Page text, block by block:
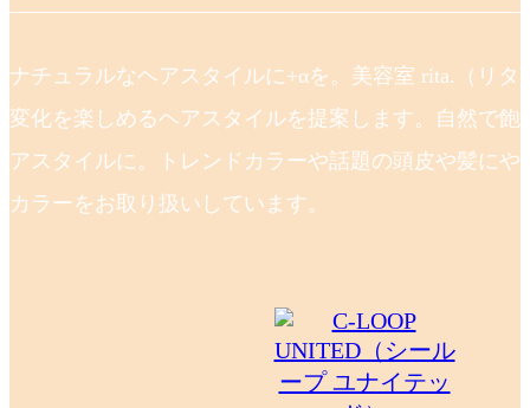
ナチュラルなヘアスタイルに+αを。美容室 rita.（リタ
変化を楽しめるヘアスタイルを提案します。自然で飽
アスタイルに。トレンドカラーや話題の頭皮や髪にや
カラーをお取り扱いしています。